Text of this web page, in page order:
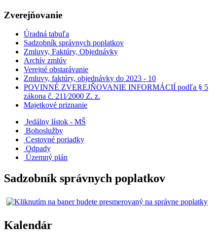
Zverejňovanie
Úradná tabuľa
Sadzobník správnych poplatkov
Zmluvy, Faktúry, Objednávky
Archív zmlúv
Verejné obstarávanie
Zmluvy, faktúry, objednávky do 2023 - 10
POVINNÉ ZVEREJŇOVANIE INFORMÁCIÍ podľa § 5
zákona č. 211⁄2000 Z. z.
Majetkové priznanie
Jedálny lístok - MŠ
Bohoslužby
Cestovné poriadky
Odpady
Územný plán
Sadzobník správnych poplatkov
Kalendár